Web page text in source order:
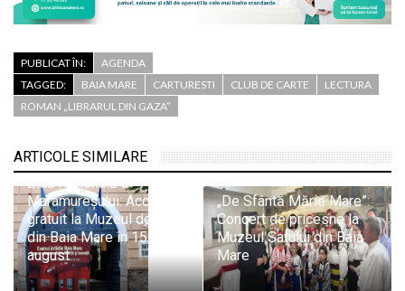
PUBLICAT ÎN:
AGENDA
TAGGED:
BAIA MARE CARTURESTI CLUB DE CARTE
LECTURA
ROMAN „LIBRARUL DIN GAZA”
ARTICOLE SIMILARE
Ziua Națională a
Maramureșului: Acces
gratuit la Muzeul de Artă
din Baia Mare în 15
august
„De Sfântă Mărie Mare”:
Concert de pricesne la
Muzeul Satului din Baia
Mare